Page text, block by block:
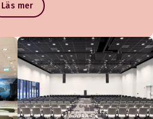
Läs mer